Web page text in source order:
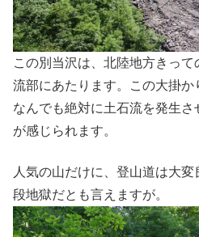
この別当沢は、北陸地方きっ
流部にあたります。この大掛
なんでも絶対に土石流を発生
が感じられます。
人気の山だけに、登山道は大
段地獄だとも言えますが。